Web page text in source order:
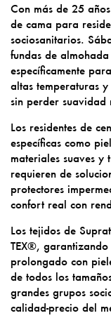
Con más de 25
de cama para
sociosanitarios.
fundas de
específicamente
altas temperaturas
sin perder suavidad
Los residentes de
específicas como
materiales suaves y
requieren de
protectores
confort real con
Los tejidos de
TEX®,
prolongado con
de todos los
grandes grupos
calidad-precio del